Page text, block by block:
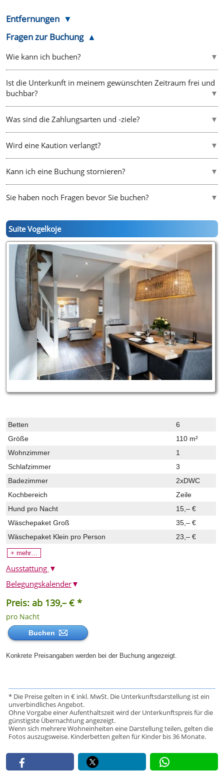
Entfernungen
Fragen zur Buchung
Wie kann ich buchen?
Ist die Unterkunft in meinem gewünschten Zeitraum frei und
buchbar?
Was sind die Zahlungsarten und -ziele?
Wird eine Kaution verlangt?
Kann ich eine Buchung stornieren?
Sie haben noch Fragen bevor Sie buchen?
Suite Vogelkoje
Betten
6
Größe
110 m²
Wohnzimmer
1
Schlafzimmer
3
Badezimmer
2xDWC
Kochbereich
Zeile
Hund pro Nacht
15,– €
Wäschepaket Groß
35,– €
Wäschepaket Klein pro Person 23,– €
+ mehr…
Ausstattung ▼
Preis: ab 139,– € *
pro Nacht
Buchen
Konkrete Preisangaben werden bei der Buchung angezeigt.
Belegungskalender▼
* Die Preise gelten in € inkl. MwSt. Die Unterkunftsdarstellung ist ein
unverbindliches Angebot.
Ohne Vorgabe einer Aufenthaltszeit wird der Unterkunftspreis für die
günstigste Übernachtung angezeigt.
Wenn sich mehrere Wohneinheiten eine Darstellung teilen, gelten die
Fotos auszugsweise. Kinderbetten gelten für Kinder bis 36 Monate.